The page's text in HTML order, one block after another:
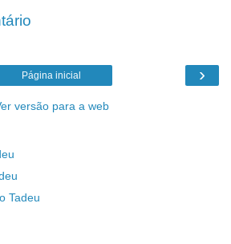
›
Página inicial
versão para a web
Tadeu